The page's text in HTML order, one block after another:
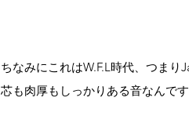
ちなみにこれはW.F.L時代、つまり
芯も肉厚もしっかりある音なんで